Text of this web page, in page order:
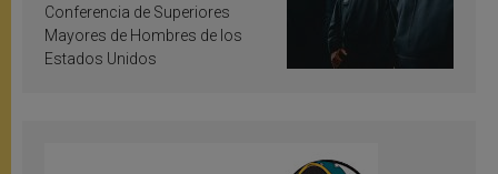
Conferencia de Superiores
Mayores de Hombres de los
Estados Unidos